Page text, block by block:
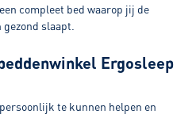
compleet bed waarop jij de
slaapt.
Ergosleep
te kunnen helpen en